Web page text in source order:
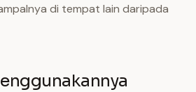
di tempat lain daripada